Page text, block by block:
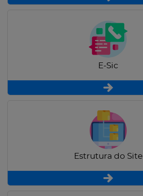
E-Sic
Estrutura do Site